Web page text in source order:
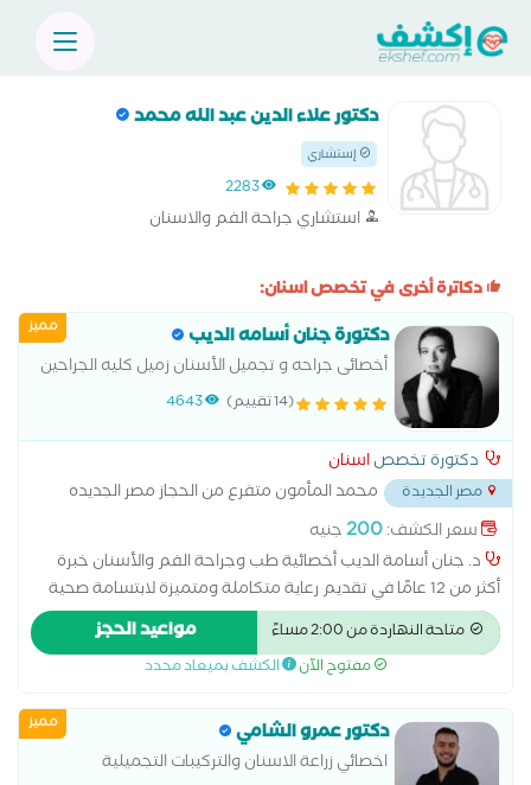
دكتور علاء الدين عبد الله محمد
إستشاري
2283
استشاري جراحة الفم والاسنان
دكاترة أخرى في تخصص اسنان:
مميز دكتورة جنان أسامه الديب
أخصائى جراحه و تجميل الأسنان زميل كليه الجراحين
الملكيه بإدنبره
(14 تقييم) 4643
دكتورة تخصصاسنان
مصر الجديدة
محمد المأمون متفرع من الحجاز مصر الجديده
سعر الكشف:200جنيه
د. جنان أسامة الديب أخصائية طب وجراحة الفم والأسنان خبرة
أكثر من 12 عامًا في تقديم رعاية متكاملة ومتميزة لابتسامة صحية
وجميلة. حاصلة على زمالة كلية الجراحين الملكية بإدنبرة (MFDS
RCSEd)، إحدى أرقى الشهادات البريطانية في مجال طب الأسنان، مما
يعكس التزامي بأعلى معايير الجودة والاحترافية. أؤمن بأن الابتسامة
لتوفير تجربة علاجية مريحة وآمنة تناسب جميع الأعمار. احجز موعدك
الآن واستعد لتجربة رعاية استثنائية لأسنانك.
متاحة النهاردة من 2:00 مساءً مواعيد الحجز
مفتوح الآن الكشف بميعاد محدد
مميز دكتور عمرو الشامي
اخصائي زراعة الاسنان والتركيبات التجميلية